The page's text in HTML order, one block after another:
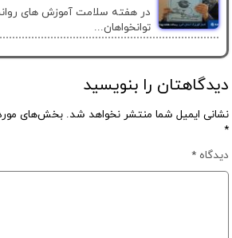
در هفته سلامت آموزش های
توانخواهان...
دیدگاهتان را بنویسید
نشانی ایمیل شما منتشر نخواهد شد. بخش‌های
*
دیدگاه*